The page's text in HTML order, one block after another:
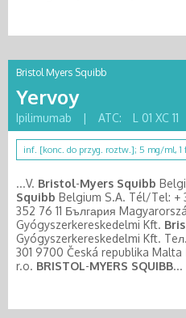
Bristol Myers Squibb
Yervoy
Ipilimumab
| ATC: L 01 XC 11
inf. [konc. do przyg. roztw.]; 5 mg/ml, 1
...V. Bristol-Myers Squibb
Squibb Belgium S.A. Tél/Tel: +
352 76 11 България
Gyógyszerkereskedelmi Kft.
Gyógyszerkereskedelmi Kft.
301 9700 Česká republika Malta
r.o. BRISTOL-MYERS SQUIBB...